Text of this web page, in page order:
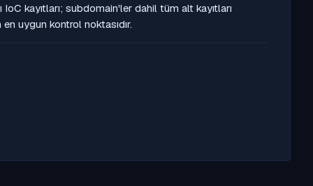
kayıtları; subdomain'ler dahil tüm alt kayıtları
uygun kontrol noktasıdır.